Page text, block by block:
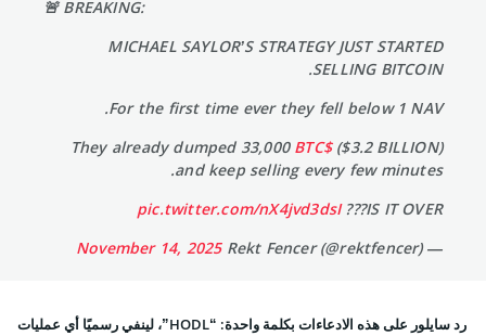
🚨 BREAKING:
MICHAEL SAYLOR’S STRATEGY JUST STARTED
SELLING BITCOIN.
For the first time ever they fell below 1 NAV.
They already dumped 33,000
$BTC($3.2 BILLION)
and keep selling every few minutes.
IS IT OVER???
pic.twitter.com/nX4jvd3dsI
— Rekt Fencer (@rektfencer)
November 14, 2025
رد سايلور على هذه الادعاءات بكلمة واحدة: “HODL”، لينفي رسميًا أي عمليات